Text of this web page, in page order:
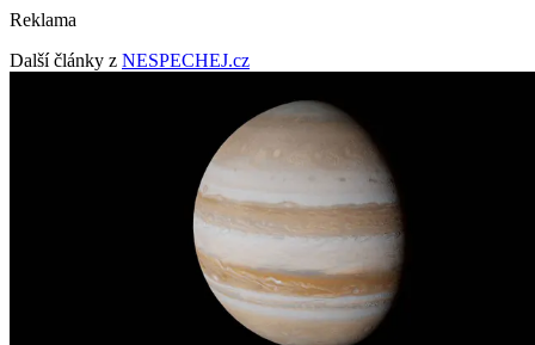
Reklama
Další články z NESPECHEJ.cz